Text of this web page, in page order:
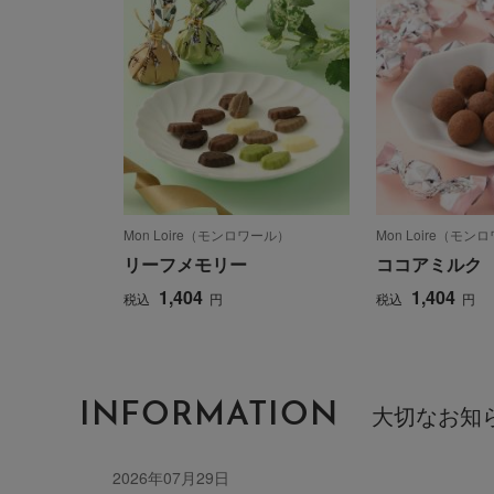
Mon Loire（モンロワール）
リーフメモリー
税込 1,404 円
Mon Loire（モンロ
ココアミルク
税込 1,404 円
INFORMATION 大切なお知
2026年07月29日